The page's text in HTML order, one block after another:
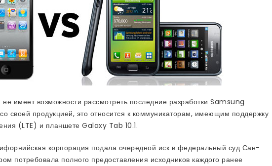
не имеет возможности рассмотреть последние разработки Samsung
своей продукцией, это относится к коммуникаторам, имеющим поддержку
(LTE) и планшете Galaxy Tab 10.1.
корпорация подала очередной иск в федеральный суд Сан-
потребовала полного предоставления исходников каждого ранее